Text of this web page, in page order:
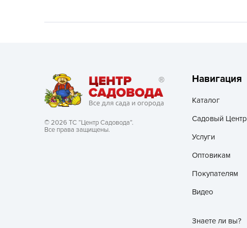
© 2026 ТС “Центр Садовода”.
Все права защищены.
Навигация
Каталог
Садовый Центр
Услуги
Оптовикам
Покупателям
Видео
Знаете ли вы?